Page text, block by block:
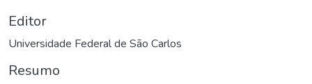
Editor
Universidade Federal de São Carlos
Resumo